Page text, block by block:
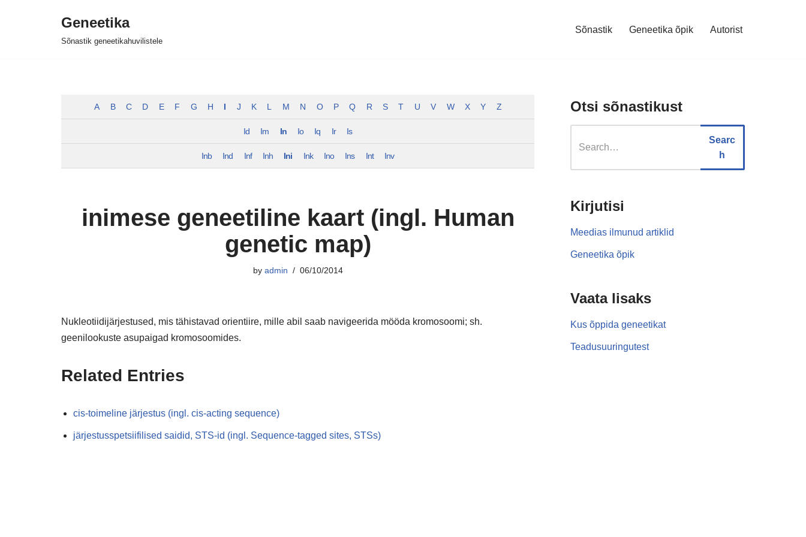
Geneetika
Sõnastik geneetikahuvilistele
Sõnastik Geneetika õpik Autorist
A B C D E F G H I J K L M N O P Q R S T U V W X Y Z
Id Im In Io Iq Ir Is
Inb Ind Inf Inh Ini Ink Ino Ins Int Inv
inimese geneetiline kaart (ingl. Human
genetic map)
by admin 06/10/2014
Nukleotiidijärjestused, mis tähistavad orientiire, mille abil saab navigeerida mööda kromosoomi; sh.
geenilookuste asupaigad kromosoomides.
Related Entries
cis-toimeline järjestus (ingl. cis-acting sequence)
järjestusspetsiifilised saidid, STS-id (ingl. Sequence-tagged sites, STSs)
Otsi sõnastikust
Searc
h
Kirjutisi
Meedias ilmunud artiklid
Geneetika õpik
Vaata lisaks
Kus õppida geneetikat
Teadusuuringutest